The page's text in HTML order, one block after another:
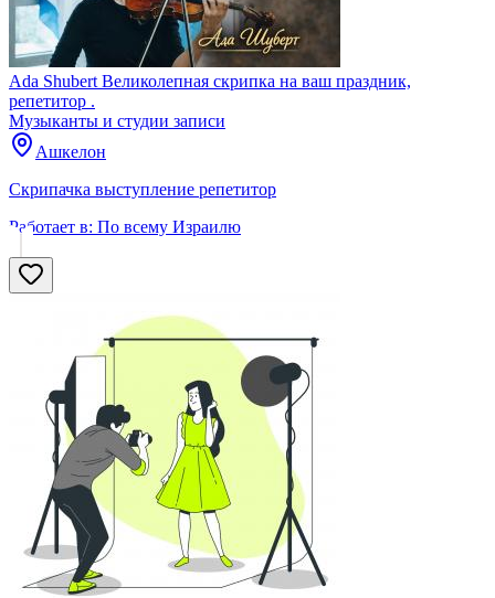
Ada Shubert Великолепная скрипка на ваш праздник,
репетитор .
Музыканты и студии записи
Ашкелон
Скрипачка выступление репетитор
Работает в: По всему Израилю